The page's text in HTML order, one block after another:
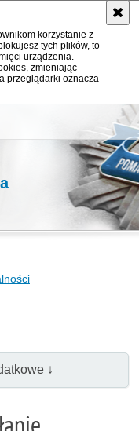
korzystanie z
tych plików, to
urządzenia.
zmieniając
przeglądarki oznacza
↓